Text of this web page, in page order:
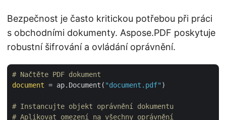
Bezpečnost je často kritickou potřebou při práci
s obchodními dokumenty. Aspose.PDF poskytuje
robustní šifrování a ovládání oprávnění.
# Načtěte PDF dokument
document = ap.Document( "document.pdf" )
# Instancujte objekt oprávnění dokumentu
# Aplikovat omezení na všechny oprávnění